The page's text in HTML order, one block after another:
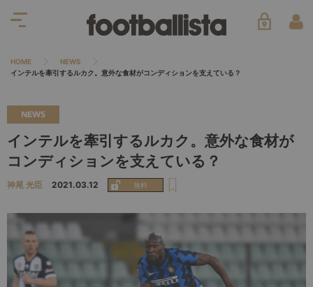
HOME
NEWS
インテルを牽引するルカク。意外な食材がコンディションを支えている？
NEWS
インテルを牽引するルカク。意外な食材が
コンディションを支えている？
神尾 光臣 2021.03.12